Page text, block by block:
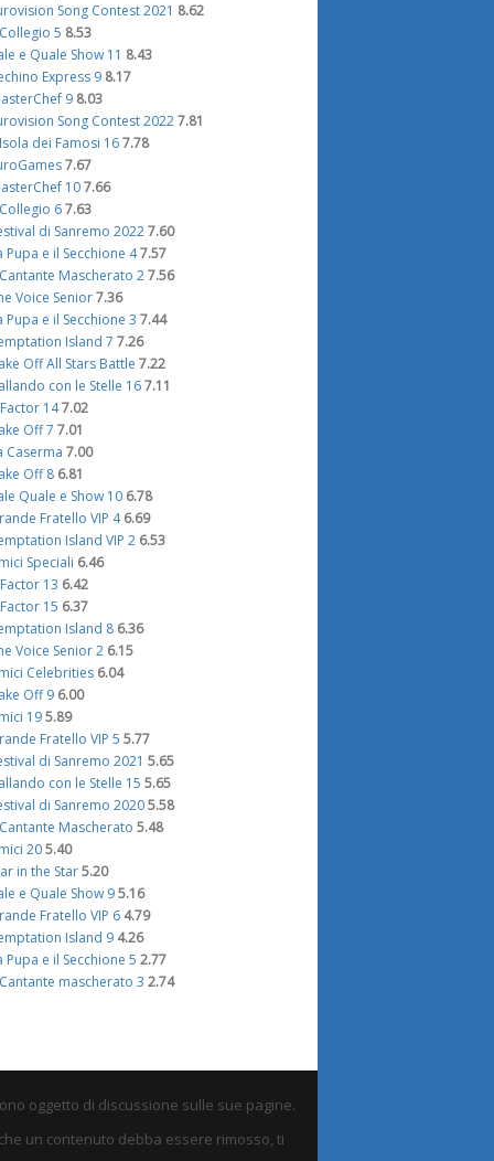
Song Contest 2021 8.62
5 8.53
e Quale Show 11 8.43
Express 9 8.17
9 8.03
Song Contest 2022 7.81
dei Famosi 16 7.78
7.67
10 7.66
6 7.63
di Sanremo 2022 7.60
Pupa e il Secchione 47.57
Mascherato 2 7.56
Voice Senior 7.36
Pupa e il Secchione 3 7.44
Island 7 7.26
Off All Stars Battle 7.22
con le Stelle 16 7.11
147.02
Off 7 7.01
Caserma 7.00
Off 8 6.81
Quale e Show 10 6.78
Fratello VIP 4 6.69
Island VIP 2 6.53
Speciali 6.46
13 6.42
15 6.37
Island 8 6.36
Voice Senior 2 6.15
Celebrities 6.04
Off 9 6.00
19 5.89
Fratello VIP 5 5.77
di Sanremo 2021 5.65
con le Stelle 15 5.65
di Sanremo 2020 5.58
Mascherato 5.48
20 5.40
in the Star 5.20
e Quale Show 9 5.16
Fratello VIP 6 4.79
Island 9 4.26
Pupa e il Secchione 5 2.77
mascherato 3 2.74
oggetto di discussione sulle sue pagine.
un contenuto debba essere rimosso, ti